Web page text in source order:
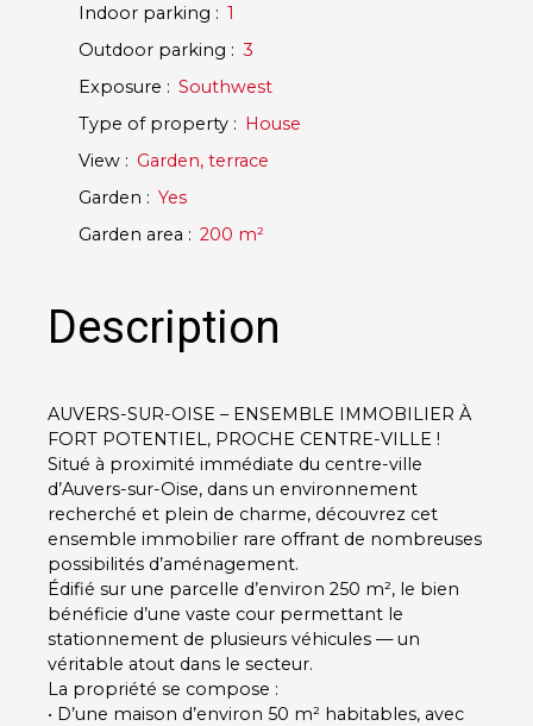
Indoor parking : 1
Outdoor parking : 3
Exposure : Southwest
Type of property : House
View : Garden, terrace
Garden : Yes
Garden area : 200 m²
Description
AUVERS-SUR-OISE – ENSEMBLE IMMOBILIER À
FORT POTENTIEL, PROCHE CENTRE-VILLE !
Situé à proximité immédiate du centre-ville
d’Auvers-sur-Oise, dans un environnement
recherché et plein de charme, découvrez cet
ensemble immobilier rare offrant de nombreuses
possibilités d’aménagement.
Édifié sur une parcelle d’environ 250 m², le bien
bénéficie d’une vaste cour permettant le
stationnement de plusieurs véhicules — un
véritable atout dans le secteur.
La propriété se compose :
• D’une maison d’environ 50 m² habitables, avec